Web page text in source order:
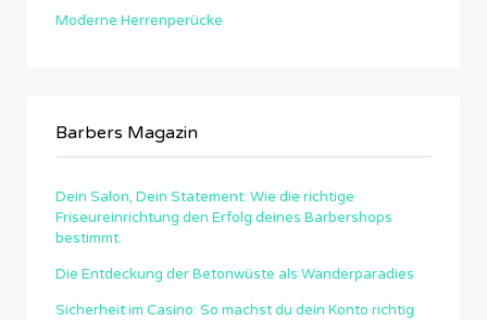
Moderne Herrenperücke
Barbers Magazin
Dein Salon, Dein Statement: Wie die richtige
Friseureinrichtung den Erfolg deines Barbershops
bestimmt.
Die Entdeckung der Betonwüste als Wanderparadies
Sicherheit im Casino: So machst du dein Konto richtig